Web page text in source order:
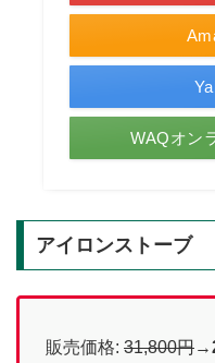
WAQオン
アイロンストーブ
販売価格: 31,800円→